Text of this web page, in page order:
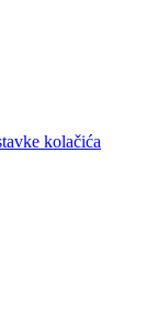
kolačića